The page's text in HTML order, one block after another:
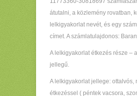
átutalni, a közlemény rovatban,
lelkigyakorlat nevét, és egy
címet. A számlatulajdonos:
A lelkigyakorlat étkezés része –
jellegű.
A lelkigyakorlat jellege: ottalvós,
étkezéssel ( péntek vacsora,